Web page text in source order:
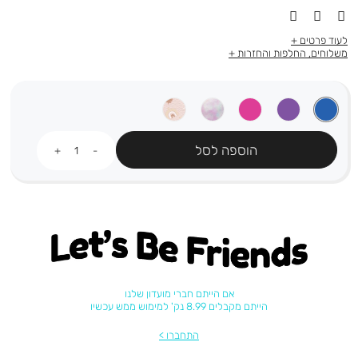
לעוד פרטים
משלוחים, החלפות והחזרות
הוספה לסל
Let's be friends
אם הייתם חברי מועדון שלנו
הייתם מקבלים 8.99 נק' למימוש ממש עכשיו
התחברו